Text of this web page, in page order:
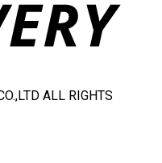
ALL RIGHTS